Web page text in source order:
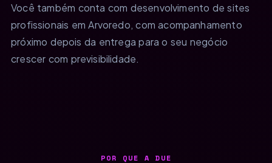
Você também conta com desenvolvimento de sites
profissionais em Arvoredo, com acompanhamento
próximo depois da entrega para o seu negócio
crescer com previsibilidade.
POR QUE A DUE